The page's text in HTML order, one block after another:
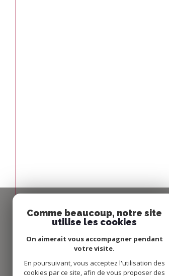
Comme beaucoup, notre site
utilise les cookies
On aimerait vous accompagner pendant
votre visite.
En poursuivant, vous acceptez l'utilisation des
cookies par ce site, afin de vous proposer des